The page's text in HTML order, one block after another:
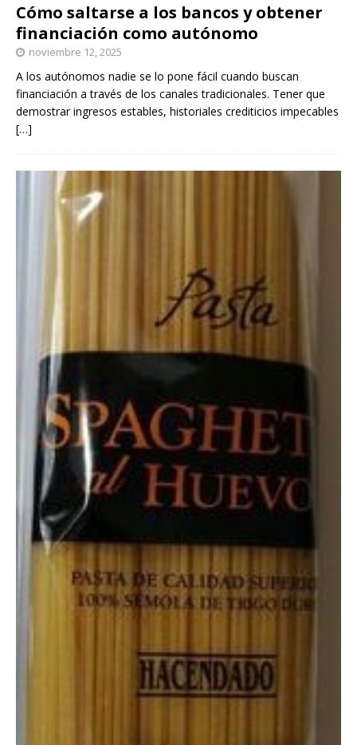
Cómo saltarse a los bancos y obtener
financiación como autónomo
noviembre 12, 2025
A los autónomos nadie se lo pone fácil cuando buscan
financiación a través de los canales tradicionales. Tener que
demostrar ingresos estables, historiales crediticios impecables
[…]